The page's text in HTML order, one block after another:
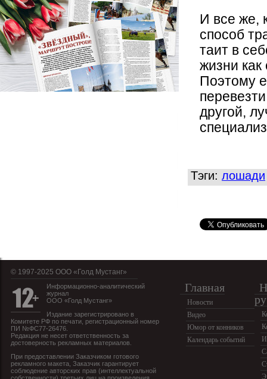
И все же,
способ
таит в
жизни как
Поэтому
другой,
Тэги: лошади
© 1997-2025 OOO «Голд Мустанг»
Информационно-аналитический
журнал
ООО «Голд Мустанг»
Издание зарегистрировано в
Комитете РФ по печати, регистрационный номер
ПИ №ФС77-26476.
Редакция не несет ответственность за
достоверность рекламных материалов.
При предоставлении Заказчиком готового
рекламного макета, Заказчик гарантирует
соблюдение авторских прав (интеллектуальной
Главная
Новости
Видео
Юмор от конников
Календарь событий